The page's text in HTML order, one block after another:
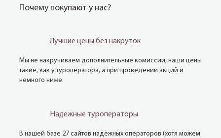
Почему покупают у нас?
Лучшие цены без накруток
Мы не накручиваем дополнительные комиссии, наши цены
такие, как у туроператора, а при проведении акций и
немного ниже.
Надежные туроператоры
В нашей базе 27 сайтов надёжных операторов (хотя можем